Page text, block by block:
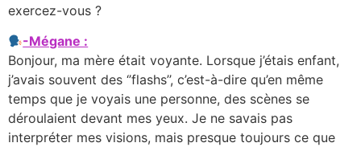
exercez-vous ?
-Mégane :
Bonjour, ma mère était voyante. Lorsque j’étais enfant,
j’avais souvent des ‘’flashs’’, c’est-à-dire qu’en même
temps que je voyais une personne, des scènes se
déroulaient devant mes yeux. Je ne savais pas
interpréter mes visions, mais presque toujours ce que